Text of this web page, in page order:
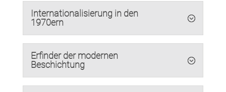
Internationalisierung in den
1970ern
Erfinder der modernen
Beschichtung